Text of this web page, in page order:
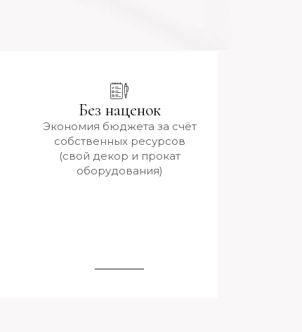
Без наценок
Экономия бюджета за счёт
собственных ресурсов
(свой декор и прокат
оборудования)